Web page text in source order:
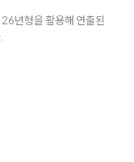
년형을 활용해 연출된